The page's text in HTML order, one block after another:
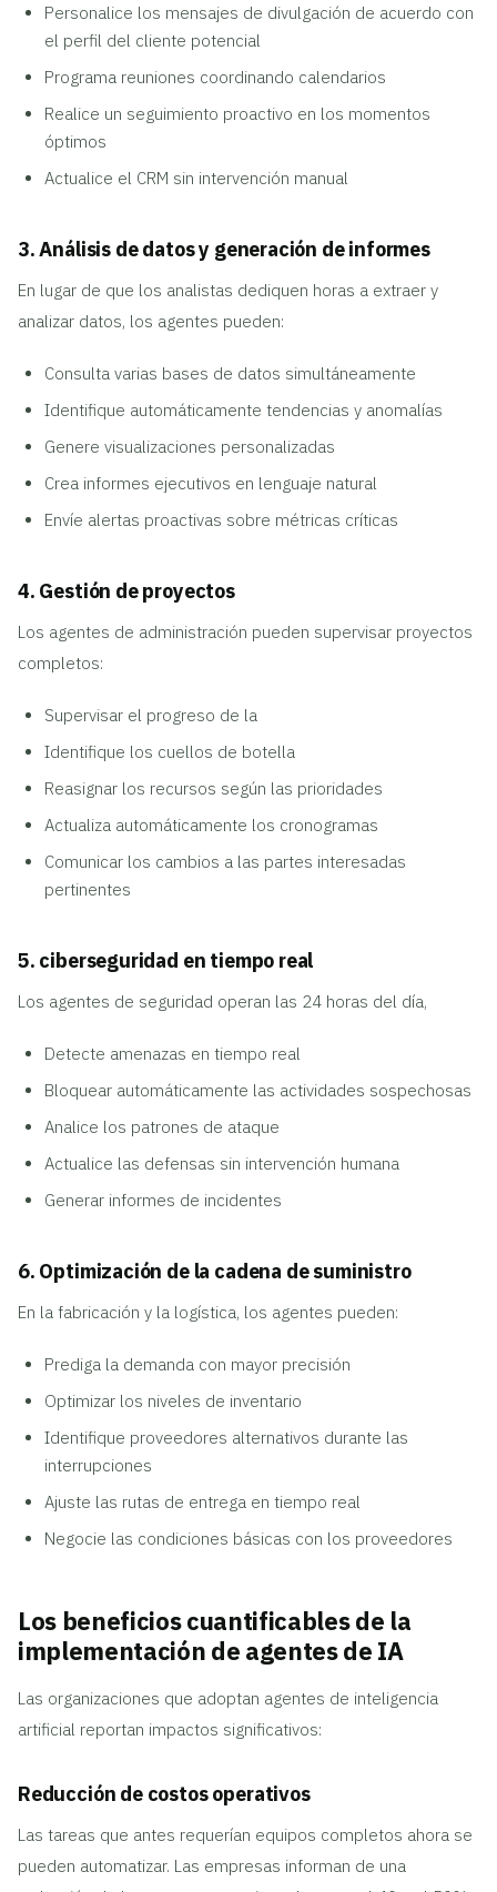
Personalice los mensajes de divulgación de acuerdo con
el perfil del cliente potencial
Programa reuniones coordinando calendarios
Realice un seguimiento proactivo en los momentos
óptimos
Actualice el CRM sin intervención manual
3. Análisis de datos y generación de informes
En lugar de que los analistas dediquen horas a extraer y
analizar datos, los agentes pueden:
Consulta varias bases de datos simultáneamente
Identifique automáticamente tendencias y anomalías
Genere visualizaciones personalizadas
Crea informes ejecutivos en lenguaje natural
Envíe alertas proactivas sobre métricas críticas
4. Gestión de proyectos
Los agentes de administración pueden supervisar proyectos
completos:
Supervisar el progreso de la
Identifique los cuellos de botella
Reasignar los recursos según las prioridades
Actualiza automáticamente los cronogramas
Comunicar los cambios a las partes interesadas
pertinentes
5. ciberseguridad en tiempo real
Los agentes de seguridad operan las 24 horas del día,
Detecte amenazas en tiempo real
Bloquear automáticamente las actividades sospechosas
Analice los patrones de ataque
Actualice las defensas sin intervención humana
Generar informes de incidentes
6. Optimización de la cadena de suministro
En la fabricación y la logística, los agentes pueden:
Prediga la demanda con mayor precisión
Optimizar los niveles de inventario
Identifique proveedores alternativos durante las
interrupciones
Ajuste las rutas de entrega en tiempo real
Negocie las condiciones básicas con los proveedores
Los beneficios cuantificables de la
implementación de agentes de IA
Las organizaciones que adoptan agentes de inteligencia
artificial reportan impactos significativos:
Reducción de costos operativos
Las tareas que antes requerían equipos completos ahora se
pueden automatizar. Las empresas informan de una